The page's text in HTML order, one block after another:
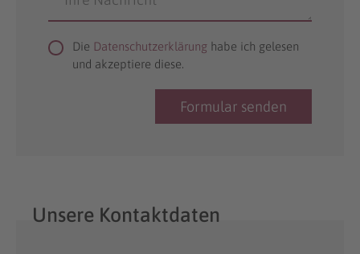
Die Datenschutzerklärung habe ich gelesen
und akzeptiere diese.
Unsere Kontaktdaten